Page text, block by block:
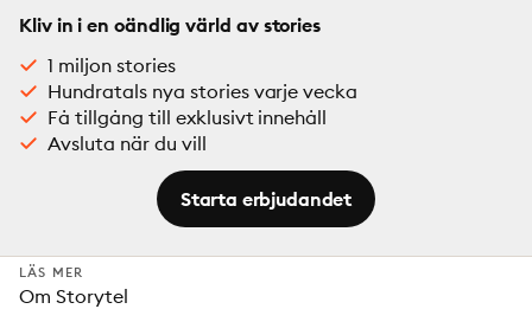
Kliv in i en oändlig värld av stories
1 miljon stories
Hundratals nya stories varje vecka
Få tillgång till exklusivt innehåll
Avsluta när du vill
Starta erbjudandet
LÄS MER
Om Storytel